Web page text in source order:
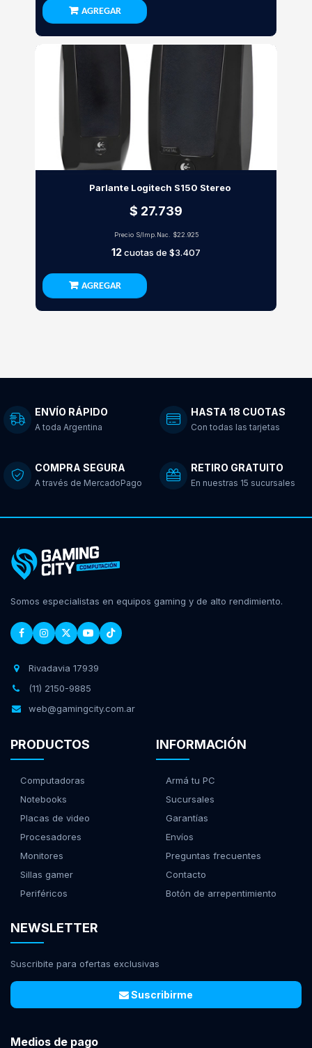
AGREGAR
Parlante Logitech S150 Stereo
$ 27.739
Precio S/Imp.Nac. $22.925
12cuotas de $3.407
AGREGAR
ENVÍO RÁPIDO
A toda Argentina
HASTA 18 CUOTAS
Con todas las tarjetas
COMPRA SEGURA
A través de MercadoPago
RETIRO GRATUITO
En nuestras 15 sucursales
Somos especialistas en equipos gaming y de alto rendimiento.
Rivadavia 17939
(11) 2150-9885
web@gamingcity.com.ar
PRODUCTOS
Computadoras
Notebooks
Placas de video
Procesadores
Monitores
Sillas gamer
Periféricos
INFORMACIÓN
Armá tu PC
Sucursales
Garantías
Envíos
Preguntas frecuentes
Contacto
Botón de arrepentimiento
NEWSLETTER
Suscribite para ofertas exclusivas
Suscribirme
Medios de pago